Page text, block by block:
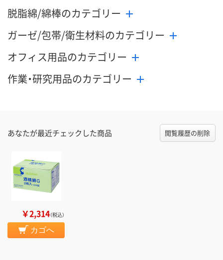
脱脂綿/綿棒のカテゴリー
ガーゼ/包帯/衛生材料のカテゴリー
オフィス用品のカテゴリー
作業・研究用品のカテゴリー
あなたが最近チェックした商品 閲覧履歴の削除
￥2,314（税込）
カゴへ